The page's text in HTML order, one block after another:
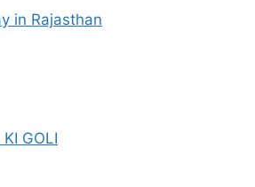
in Rajasthan
GOLI